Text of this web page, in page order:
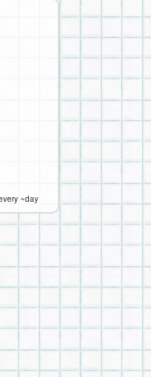
~day